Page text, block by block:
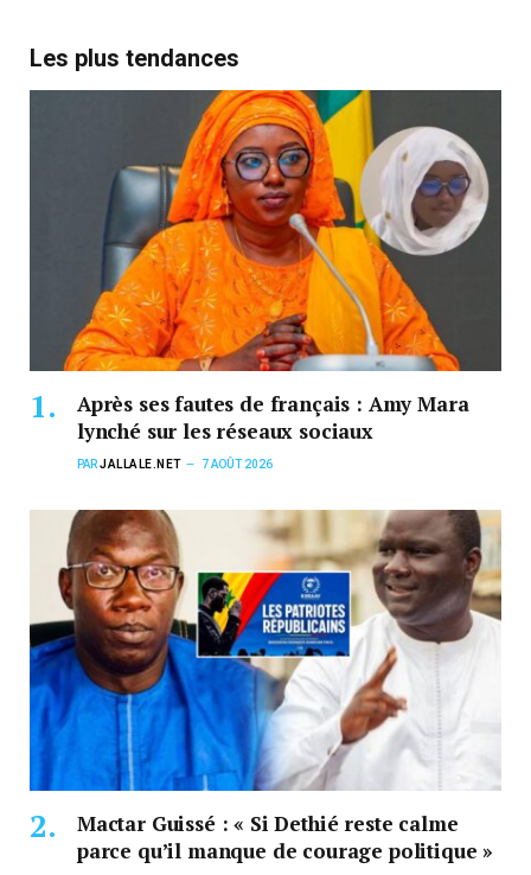
Les plus tendances
Après ses fautes de français : Amy Mara
lynché sur les réseaux sociaux
PARJALLALE.NET 7 AOÛT 2026
Mactar Guissé : « Si Dethié reste calme
parce qu’il manque de courage politique »